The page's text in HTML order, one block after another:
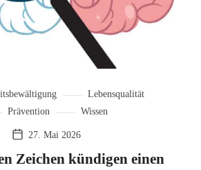
Lebensqualität
Prävention
Wissen
27. Mai 2026
Zeichen kündigen einen